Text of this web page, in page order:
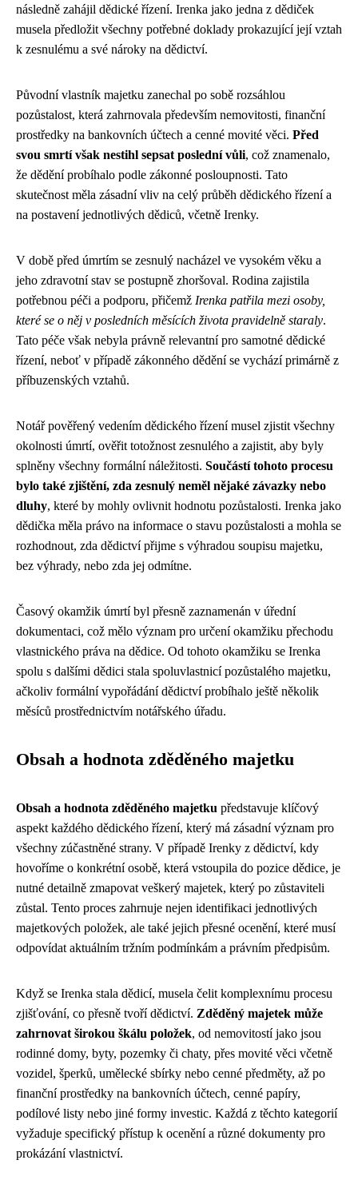
následně zahájil dědické řízení. Irenka jako jedna z dědiček
musela předložit všechny potřebné doklady prokazující její vztah
k zesnulému a své nároky na dědictví.
Původní vlastník majetku zanechal po sobě rozsáhlou
pozůstalost, která zahrnovala především nemovitosti, finanční
prostředky na bankovních účtech a cenné movité věci. Před
svou smrtí však nestihl sepsat poslední vůli, což znamenalo,
že dědění probíhalo podle zákonné posloupnosti. Tato
skutečnost měla zásadní vliv na celý průběh dědického řízení a
na postavení jednotlivých dědiců, včetně Irenky.
V době před úmrtím se zesnulý nacházel ve vysokém věku a
jeho zdravotní stav se postupně zhoršoval. Rodina zajistila
potřebnou péči a podporu, přičemž Irenka patřila mezi osoby,
které se o něj v posledních měsících života pravidelně staraly.
Tato péče však nebyla právně relevantní pro samotné dědické
řízení, neboť v případě zákonného dědění se vychází primárně z
příbuzenských vztahů.
Notář pověřený vedením dědického řízení musel zjistit všechny
okolnosti úmrtí, ověřit totožnost zesnulého a zajistit, aby byly
splněny všechny formální náležitosti. Součástí tohoto procesu
bylo také zjištění, zda zesnulý neměl nějaké závazky nebo
dluhy, které by mohly ovlivnit hodnotu pozůstalosti. Irenka jako
dědička měla právo na informace o stavu pozůstalosti a mohla se
rozhodnout, zda dědictví přijme s výhradou soupisu majetku,
bez výhrady, nebo zda jej odmítne.
Časový okamžik úmrtí byl přesně zaznamenán v úřední
dokumentaci, což mělo význam pro určení okamžiku přechodu
vlastnického práva na dědice. Od tohoto okamžiku se Irenka
spolu s dalšími dědici stala spoluvlastnicí pozůstalého majetku,
ačkoliv formální vypořádání dědictví probíhalo ještě několik
měsíců prostřednictvím notářského úřadu.
Obsah a hodnota zděděného majetku
Obsah a hodnota zděděného majetku představuje klíčový
aspekt každého dědického řízení, který má zásadní význam pro
všechny zúčastněné strany. V případě Irenky z dědictví, kdy
hovoříme o konkrétní osobě, která vstoupila do pozice dědice, je
nutné detailně zmapovat veškerý majetek, který po zůstaviteli
zůstal. Tento proces zahrnuje nejen identifikaci jednotlivých
majetkových položek, ale také jejich přesné ocenění, které musí
odpovídat aktuálním tržním podmínkám a právním předpisům.
Když se Irenka stala dědicí, musela čelit komplexnímu procesu
zjišťování, co přesně tvoří dědictví. Zděděný majetek může
zahrnovat širokou škálu položek, od nemovitostí jako jsou
rodinné domy, byty, pozemky či chaty, přes movité věci včetně
vozidel, šperků, umělecké sbírky nebo cenné předměty, až po
finanční prostředky na bankovních účtech, cenné papíry,
podílové listy nebo jiné formy investic. Každá z těchto kategorií
vyžaduje specifický přístup k ocenění a různé dokumenty pro
prokázání vlastnictví.